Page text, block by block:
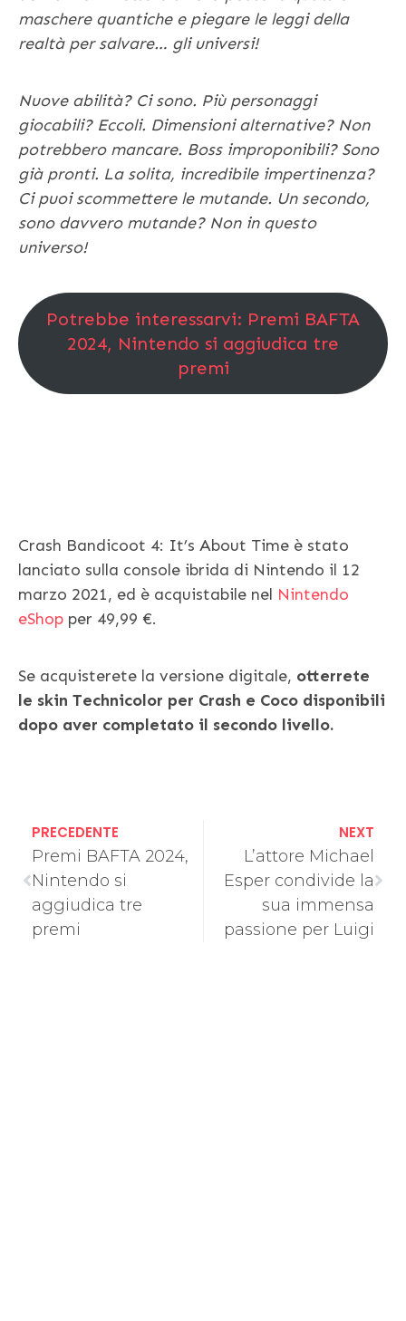
maschere quantiche e piegare le leggi della
realtà per salvare… gli universi!
Nuove abilità? Ci sono. Più personaggi
giocabili? Eccoli. Dimensioni alternative? Non
potrebbero mancare. Boss improponibili? Sono
già pronti. La solita, incredibile impertinenza?
Ci puoi scommettere le mutande. Un secondo,
sono davvero mutande? Non in questo
universo!
Potrebbe interessarvi: Premi BAFTA
2024, Nintendo si aggiudica tre
premi
Crash Bandicoot 4: It’s About Time è stato
lanciato sulla console ibrida di Nintendo il 12
marzo 2021, ed è acquistabile nel Nintendo
eShop per 49,99 €.
Se acquisterete la versione digitale, otterrete
le skin Technicolor per Crash e Coco disponibili
dopo aver completato il secondo livello.
PRECEDENTE
Premi BAFTA 2024,
Nintendo si
aggiudica tre
premi
NEXT
L’attore Michael
Esper condivide la
sua immensa
passione per Luigi